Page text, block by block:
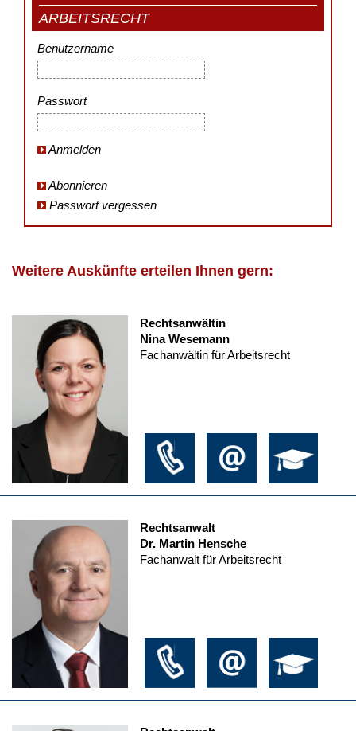
ARBEITSRECHT
Benutzername
Passwort
Anmelden
Abonnieren
Passwort vergessen
Weitere Auskünfte erteilen Ihnen gern:
Rechtsanwältin
Nina Wesemann
Fachanwältin für Arbeitsrecht
Rechtsanwalt
Dr. Martin Hensche
Fachanwalt für Arbeitsrecht